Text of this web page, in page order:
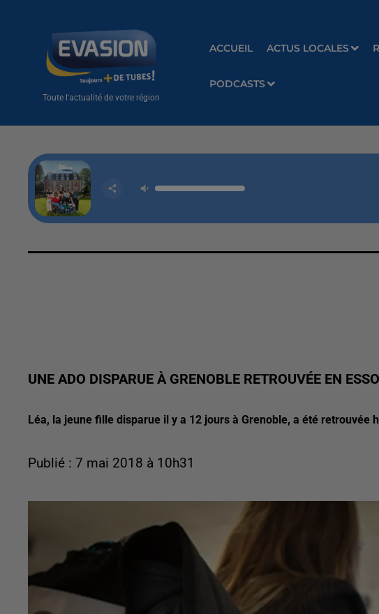
Toute l'actualité de votre région
ACCUEIL ACTUS LOCALES
PODCASTS
UNE ADO DISPARUE À GRENOBLE RETROUVÉE EN
Léa, la jeune fille disparue il y a 12 jours à Grenoble, a été retrouvée
Publié : 7 mai 2018 à 10h31